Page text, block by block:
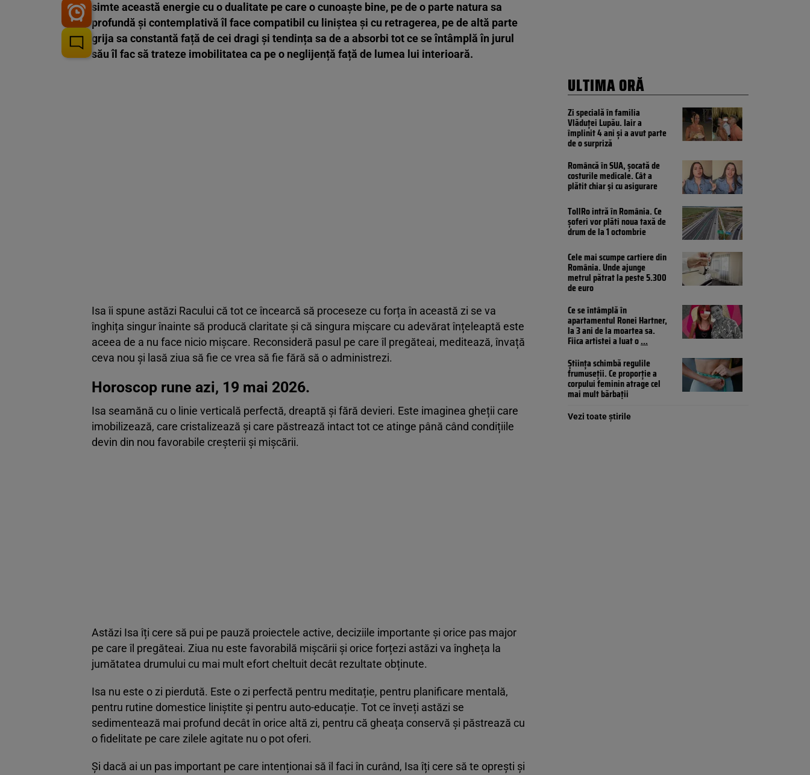
simte această energie cu o dualitate pe care o cunoaște bine, pe de o parte natura sa
profundă și contemplativă îl face compatibil cu liniștea și cu retragerea, pe de altă parte
grija sa constantă față de cei dragi și tendința sa de a absorbi tot ce se întâmplă în jurul
său îl fac să trateze imobilitatea ca pe o neglijență față de lumea lui interioară.
Isa îi spune astăzi Racului că tot ce încearcă să proceseze cu forța în această zi se va
înghița singur înainte să producă claritate și că singura mișcare cu adevărat înțeleaptă este
aceea de a nu face nicio mișcare. Reconsideră pasul pe care îl pregăteai, meditează, învață
ceva nou și lasă ziua să fie ce vrea să fie fără să o administrezi.
Horoscop rune azi, 19 mai 2026.
Isa seamănă cu o linie verticală perfectă, dreaptă și fără devieri. Este imaginea gheții care
imobilizează, care cristalizează și care păstrează intact tot ce atinge până când condițiile
devin din nou favorabile creșterii și mișcării.
Astăzi Isa îți cere să pui pe pauză proiectele active, deciziile importante și orice pas major
pe care îl pregăteai. Ziua nu este favorabilă mișcării și orice forțezi astăzi va îngheța la
jumătatea drumului cu mai mult efort cheltuit decât rezultate obținute.
Isa nu este o zi pierdută. Este o zi perfectă pentru meditație, pentru planificare mentală,
pentru rutine domestice liniștite și pentru auto-educație. Tot ce înveți astăzi se
sedimentează mai profund decât în orice altă zi, pentru că gheața conservă și păstrează cu
o fidelitate pe care zilele agitate nu o pot oferi.
Și dacă ai un pas important pe care intenționai să îl faci în curând, Isa îți cere să te oprești și
ULTIMA ORĂ
Zi specială în familia
Vlăduței Lupău. Iair a
împlinit 4 ani și a avut parte
de o surpriză
Româncă în SUA, șocată de
costurile medicale. Cât a
plătit chiar și cu asigurare
TollRo intră în România. Ce
șoferi vor plăti noua taxă de
drum de la 1 octombrie
Cele mai scumpe cartiere din
România. Unde ajunge
metrul pătrat la peste 5.300
de euro
Ce se întâmplă în
apartamentul Ronei Hartner,
la 3 ani de la moartea sa.
Fiica artistei a luat o...
Știința schimbă regulile
frumuseții. Ce proporție a
corpului feminin atrage cel
mai mult bărbații
Vezi toate știrile